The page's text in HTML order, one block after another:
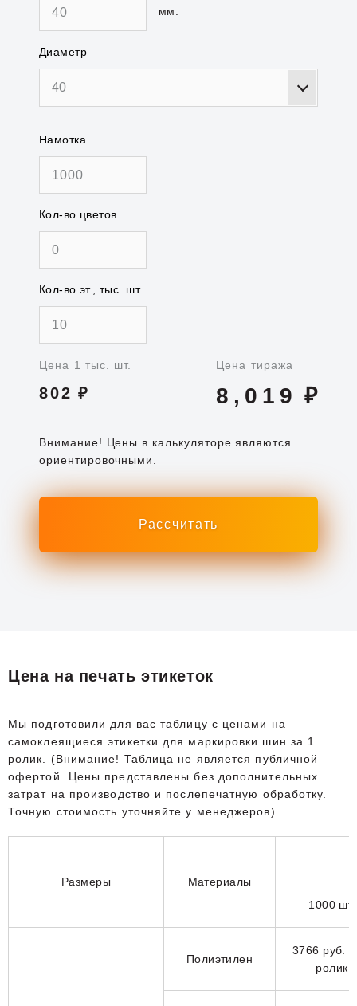
мм.
Диаметр
40
Намотка
Кол-во цветов
Кол-во эт., тыс. шт.
Цена 1 тыс. шт.
802 ₽
Цена тиража
8,019 ₽
Внимание! Цены в калькуляторе являются
ориентировочными.
Цена на печать этикеток
Мы подготовили для вас таблицу с ценами на
самоклеящиеся этикетки для маркировки шин за 1
ролик. (Внимание! Таблица не является публичной
офертой. Цены представлены без дополнительных
затрат на производство и послепечатную обработку.
Точную стоимость уточняйте у менеджеров).
Размеры
Материалы
1000 шт.
Полиэтилен
3766 руб.
ролик